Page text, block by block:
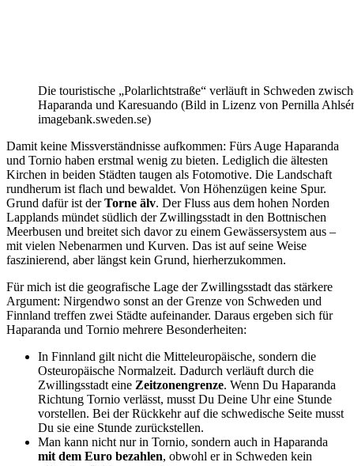
Die touristische „Polarlichtstraße“ verläuft in Schweden
Haparanda und Karesuando (Bild in Lizenz von Pernilla
imagebank.sweden.se)
Damit keine Missverständnisse aufkommen: Fürs Auge Haparanda
und Tornio haben erstmal wenig zu bieten. Lediglich die ältesten
Kirchen in beiden Städten taugen als Fotomotive. Die Landschaft
rundherum ist flach und bewaldet. Von Höhenzügen keine Spur.
Grund dafür ist derTorne älv. Der Fluss aus dem hohen Norden
Lapplands mündet südlich der Zwillingsstadt in den Bottnischen
Meerbusen und breitet sich davor zu einem Gewässersystem aus –
mit vielen Nebenarmen und Kurven. Das ist auf seine Weise
faszinierend, aber längst kein Grund, hierherzukommen.
Für mich ist die geografische Lage der Zwillingsstadt das stärkere
Argument: Nirgendwo sonst an der Grenze von Schweden und
Finnland treffen zwei Städte aufeinander. Daraus ergeben sich für
Haparanda und Tornio mehrere Besonderheiten:
In Finnland gilt nicht die Mitteleuropäische, sondern die
Osteuropäische Normalzeit. Dadurch verläuft durch die
Zwillingsstadt eine Zeitzonengrenze. Wenn Du Haparanda
Richtung Tornio verlässt, musst Du Deine Uhr eine Stunde
vorstellen. Bei der Rückkehr auf die schwedische Seite musst
Du sie eine Stunde zurückstellen.
Man kann nicht nur in Tornio, sondern auch in Haparanda
mit dem Euro bezahlen, obwohl er in Schweden kein